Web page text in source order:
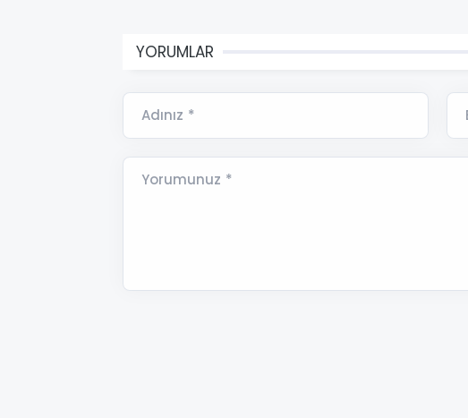
YORUMLAR
Adınız *
Yorumunuz *